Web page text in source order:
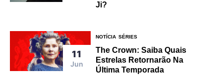
Ji?
11
Jun
NOTÍCIA SÉRIES
The Crown: Saiba Quais
Estrelas Retornarão Na
Última Temporada